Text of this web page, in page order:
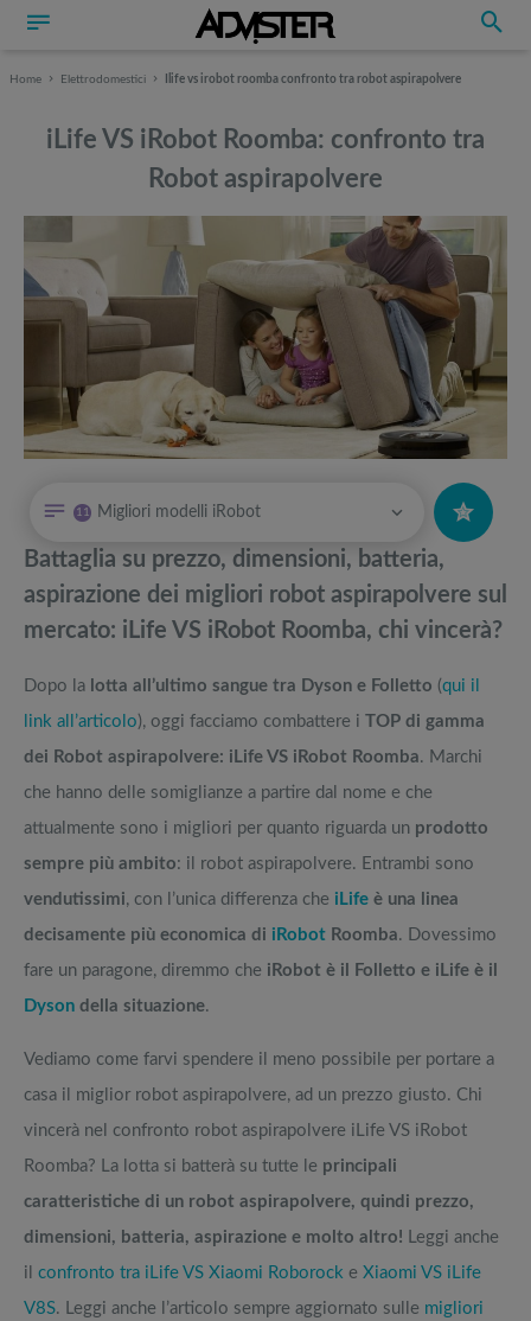
Home Elettrodomestici Ilife vs irobot roomba confronto tra robot aspirapolvere
iLife VS iRobot Roomba: confronto tra
Robot aspirapolvere
Offerte robot aspirapolvere da non perdere nella Black Friday Week
Robot aspirapolvere Miele Scout: quale modello comprare? Opinioni e
Attrezzi sportivi a metà prezzo Black Friday: Tapis roulant, cyclette,
Offerte robot aspirapolvere da non perdere nella Black Friday Week
11 Migliori modelli iRobot
Battaglia su prezzo, dimensioni, batteria,
aspirazione dei migliori robot aspirapolvere sul
mercato: iLife VS iRobot Roomba, chi vincerà?
Dopo la lotta all’ultimo sangue tra Dyson e Folletto (qui il
link all’articolo), oggi facciamo combattere i TOP di gamma
dei Robot aspirapolvere: iLife VS iRobot Roomba. Marchi
che hanno delle somiglianze a partire dal nome e che
attualmente sono i migliori per quanto riguarda un prodotto
sempre più ambito: il robot aspirapolvere. Entrambi sono
vendutissimi, con l’unica differenza che iLife è una linea
decisamente più economica di iRobot Roomba. Dovessimo
fare un paragone, diremmo che iRobot è il Folletto e iLife è il
Dyson della situazione.
Vediamo come farvi spendere il meno possibile per portare a
casa il miglior robot aspirapolvere, ad un prezzo giusto. Chi
vincerà nel confronto robot aspirapolvere iLife VS iRobot
Roomba? La lotta si batterà su tutte le principali
caratteristiche di un robot aspirapolvere, quindi prezzo,
dimensioni, batteria, aspirazione e molto altro! Leggi anche
il confronto tra iLife VS Xiaomi Roborock e Xiaomi VS iLife
V8S. Leggi anche l’articolo sempre aggiornato sulle migliori